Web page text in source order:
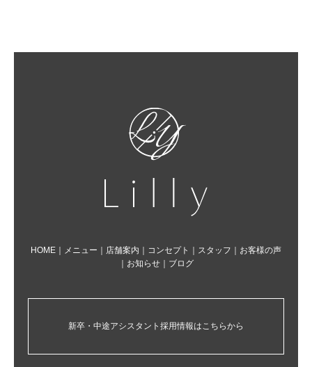
HOME ｜ メニュー ｜ 店舗案内 ｜ コンセプト ｜ スタッフ ｜ お客様の声
｜ お知らせ ｜ ブログ
新卒・中途アシスタント採用情報はこちらから